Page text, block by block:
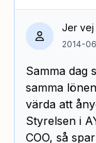
Jer vej
2014-
Samma dag
samma
värda att
Styrelsen i
COO, så